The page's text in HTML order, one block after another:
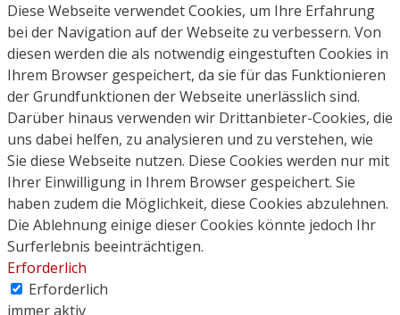
Diese Webseite verwendet Cookies, um Ihre Erfahrung
bei der Navigation auf der Webseite zu verbessern. Von
diesen werden die als notwendig eingestuften Cookies in
Ihrem Browser gespeichert, da sie für das Funktionieren
der Grundfunktionen der Webseite unerlässlich sind.
Darüber hinaus verwenden wir Drittanbieter-Cookies, die
uns dabei helfen, zu analysieren und zu verstehen, wie
Sie diese Webseite nutzen. Diese Cookies werden nur mit
Ihrer Einwilligung in Ihrem Browser gespeichert. Sie
haben zudem die Möglichkeit, diese Cookies abzulehnen.
Die Ablehnung einige dieser Cookies könnte jedoch Ihr
Surferlebnis beeinträchtigen.
Erforderlich
Erforderlich
immer aktiv